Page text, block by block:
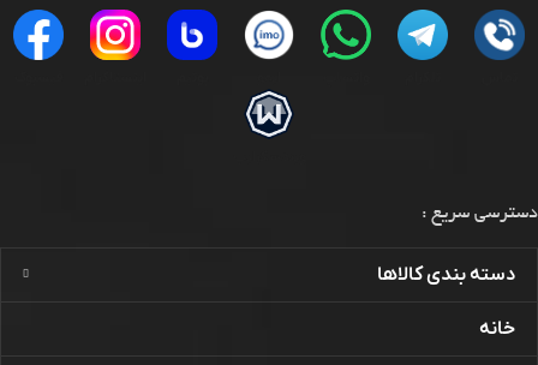
دسترسی سریع :
دسته بندی کالاها
خانه